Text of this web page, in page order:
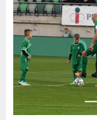
Previous